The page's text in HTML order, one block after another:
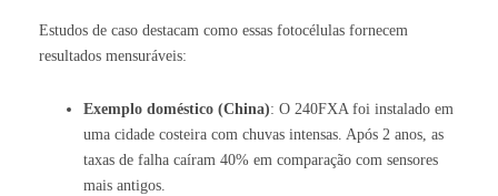
Estudos de caso destacam como essas fotocélulas fornecem
resultados mensuráveis:
Exemplo doméstico (China): O 240FXA foi instalado em
uma cidade costeira com chuvas intensas. Após 2 anos, as
taxas de falha caíram 40% em comparação com sensores
mais antigos.